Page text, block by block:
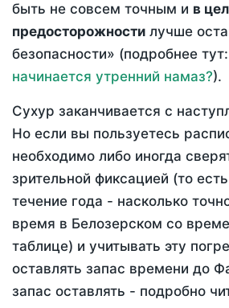
быть не совсем точным и в
предосторожности лучше
безопасности» (подробнее тут:
начинается утренний намаз?).
Сухур заканчивается с
Но если вы пользуетесь
необходимо либо иногда
зрительной фиксацией (то
течение года - насколько
время в Белозерском со
таблице) и учитывать эту
оставлять запас времени до
запас оставлять - подробно